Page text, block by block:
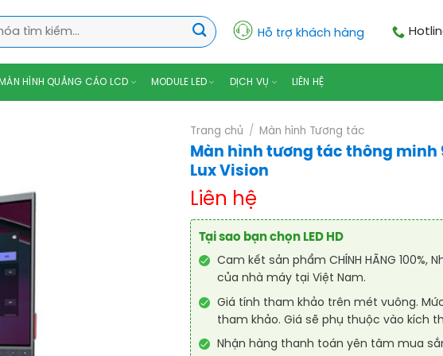
Hỗ trợ khách hàng
MÀN HÌNH QUẢNG CÁO LCD MODULE LED DỊCH VỤ LIÊN HỆ
Trang chủ / Màn hình Tương tác
Màn hình tương tác thông minh
Lux Vision
Liên hệ
Tại sao bạn chọn LED HD
Cam kết sản phẩm CHÍNH HÃNG 100%,
của nhà máy tại Việt Nam.
Giá tính tham khảo trên mét vuông.
tham khảo. Giá sẽ phụ thuộc vào kích
Nhận hàng thanh toán yên tâm mua